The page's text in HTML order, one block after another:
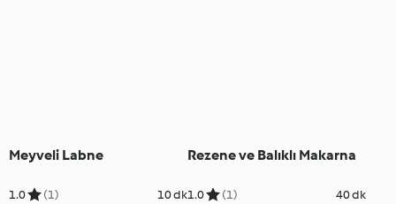
Meyveli Labne
1.0 (1) 10 dk
Rezene ve Balıklı Makarna
1.0 (1) 40 dk